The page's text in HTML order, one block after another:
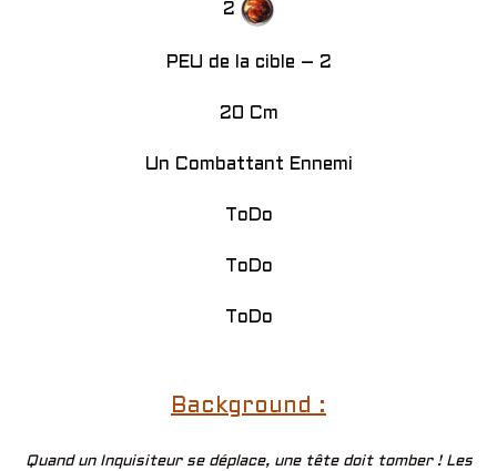
2
PEU de la cible – 2
20 Cm
Un Combattant Ennemi
ToDo
ToDo
ToDo
Background :
Quand un Inquisiteur se déplace, une tête doit tomber ! Les